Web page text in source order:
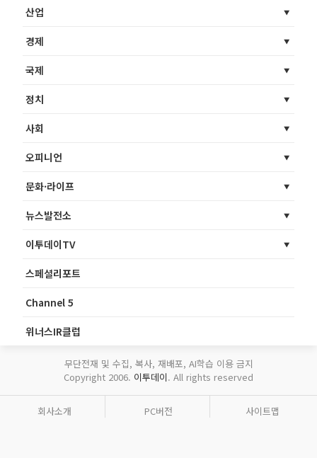
산업
경제
국제
정치
사회
오피니언
문화·라이프
뉴스발전소
이투데이TV
스페셜리포트
Channel 5
위너스IR클럽
무단전재 및 수집, 복사, 재배포, AI학습 이용 금지
Copyright 2006. 이투데이. All rights reserved
회사소개 PC버전 사이트맵